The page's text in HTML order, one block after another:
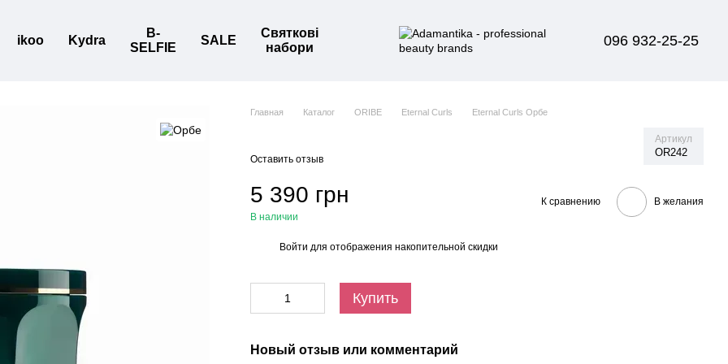
ikoo Kydra
B-
SELFIE
SALE
Святкові
набори
096 932-25-25
Главная Каталог ORIBE Eternal Curls Eternal Curls Орбе
Артикул
OR242
Оставить отзыв
5 390 грн
В наличии
К сравнению В желания
Войти для отображения накопительной скидки
Купить
Новый отзыв или комментарий